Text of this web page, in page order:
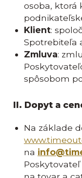
osoba, ktorá
Klient:
Spotrebiteľa
Zmluva:
spôsobom
II. Dopyt a
Na základe
na